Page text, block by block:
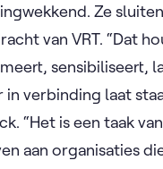
Ze
van VRT. “Dat
sensibiliseert,
in verbinding laat
“Het is een taak
aan organisaties